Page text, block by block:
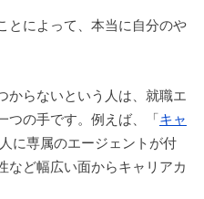
とによって、本当に自分のや
からないという人は、就職エ
つの手です。例えば、「キャ
に専属のエージェントが付
など幅広い面からキャリアカ